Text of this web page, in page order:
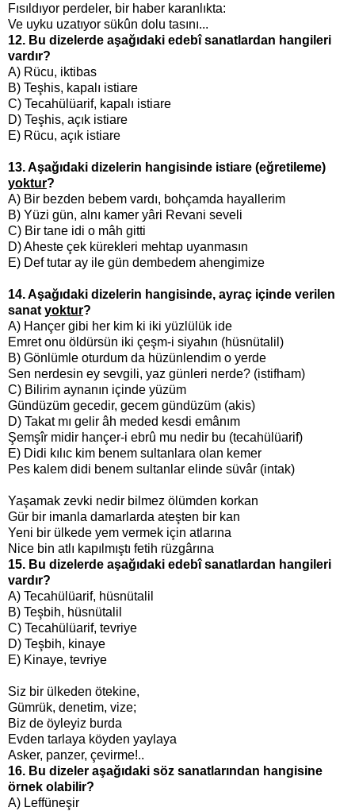
Fısıldıyor perdeler, bir haber karanlıkta:
Ve uyku uzatıyor sükûn dolu tasını...
12. Bu dizelerde aşağıdaki edebî sanatlardan hangileri
vardır?
A) Rücu, iktibas
B) Teşhis, kapalı istiare
C) Tecahülüarif, kapalı istiare
D) Teşhis, açık istiare
E) Rücu, açık istiare
13. Aşağıdaki dizelerin hangisinde istiare (eğretileme)
yoktur?
A) Bir bezden bebem vardı, bohçamda hayallerim
B) Yüzi gün, alnı kamer yâri Revani seveli
C) Bir tane idi o mâh gitti
D) Aheste çek kürekleri mehtap uyanmasın
E) Def tutar ay ile gün dembedem ahengimize
14. Aşağıdaki dizelerin hangisinde, ayraç içinde verilen
sanat yoktur?
A) Hançer gibi her kim ki iki yüzlülük ide
Emret onu öldürsün iki çeşm-i siyahın (hüsnütalil)
B) Gönlümle oturdum da hüzünlendim o yerde
Sen nerdesin ey sevgili, yaz günleri nerde? (istifham)
C) Bilirim aynanın içinde yüzüm
Gündüzüm gecedir, gecem gündüzüm (akis)
D) Takat mı gelir âh meded kesdi emânım
Şemşîr midir hançer-i ebrû mu nedir bu (tecahülüarif)
E) Didi kılıc kim benem sultanlara olan kemer
Pes kalem didi benem sultanlar elinde süvâr (intak)
Yaşamak zevki nedir bilmez ölümden korkan
Gür bir imanla damarlarda ateşten bir kan
Yeni bir ülkede yem vermek için atlarına
Nice bin atlı kapılmıştı fetih rüzgârına
15. Bu dizelerde aşağıdaki edebî sanatlardan hangileri
vardır?
A) Tecahülüarif, hüsnütalil
B) Teşbih, hüsnütalil
C) Tecahülüarif, tevriye
D) Teşbih, kinaye
E) Kinaye, tevriye
Siz bir ülkeden ötekine,
Gümrük, denetim, vize;
Biz de öyleyiz burda
Evden tarlaya köyden yaylaya
Asker, panzer, çevirme!..
16. Bu dizeler aşağıdaki söz sanatlarından hangisine
örnek olabilir?
A) Leffüneşir